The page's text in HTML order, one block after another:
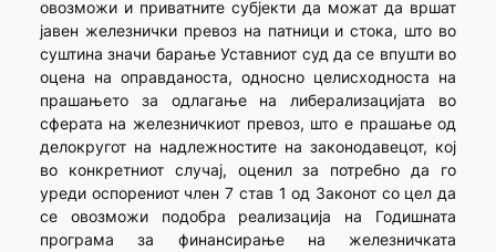
овозможи и приватните субјекти да можат да вршат
јавен железнички превоз на патници и стока, што во
суштина значи барање Уставниот суд да се впушти во
оцена на оправданоста, односно целисходноста на
прашањето за одлагање на либерализацијата во
сферата на железничкиот превоз, што е прашање од
делокругот на надлежностите на законодавецот, кој
во конкретниот случај, оценил за потребно да го
уреди оспорениот член 7 став 1 од Законот со цел да
се овозможи подобра реализација на Годишната
програма за финансирање на железничката